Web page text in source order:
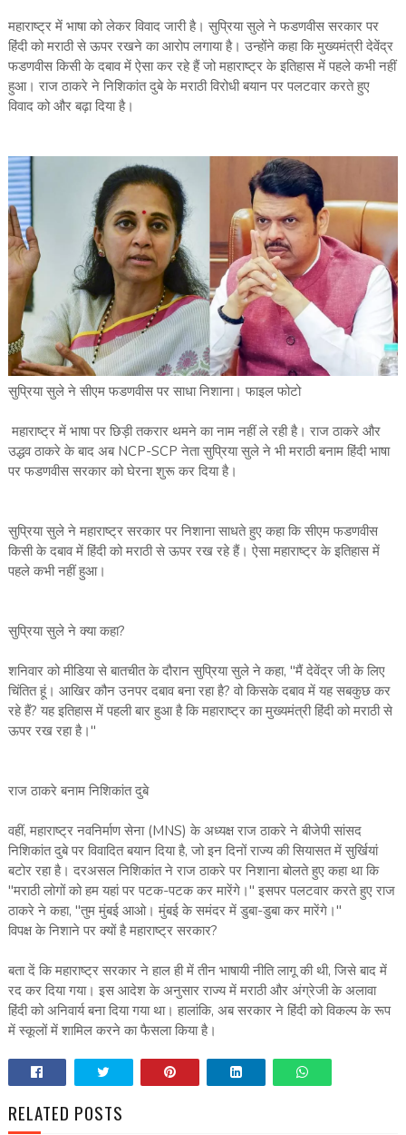
महाराष्ट्र में भाषा को लेकर विवाद जारी है। सुप्रिया सुले ने फडणवीस सरकार पर
हिंदी को मराठी से ऊपर रखने का आरोप लगाया है। उन्होंने कहा कि मुख्यमंत्री देवेंद्र
फडणवीस किसी के दबाव में ऐसा कर रहे हैं जो महाराष्ट्र के इतिहास में पहले कभी नहीं
हुआ। राज ठाकरे ने निशिकांत दुबे के मराठी विरोधी बयान पर पलटवार करते हुए
विवाद को और बढ़ा दिया है।
सुप्रिया सुले ने सीएम फडणवीस पर साधा निशाना। फाइल फोटो
महाराष्ट्र में भाषा पर छिड़ी तकरार थमने का नाम नहीं ले रही है। राज ठाकरे और
उद्धव ठाकरे के बाद अब NCP-SCP नेता सुप्रिया सुले ने भी मराठी बनाम हिंदी भाषा
पर फडणवीस सरकार को घेरना शुरू कर दिया है।
सुप्रिया सुले ने महाराष्ट्र सरकार पर निशाना साधते हुए कहा कि सीएम फडणवीस
किसी के दबाव में हिंदी को मराठी से ऊपर रख रहे हैं। ऐसा महाराष्ट्र के इतिहास में
पहले कभी नहीं हुआ।
सुप्रिया सुले ने क्या कहा?
शनिवार को मीडिया से बातचीत के दौरान सुप्रिया सुले ने कहा, "मैं देवेंद्र जी के लिए
चिंतित हूं। आखिर कौन उनपर दबाव बना रहा है? वो किसके दबाव में यह सबकुछ कर
रहे हैं? यह इतिहास में पहली बार हुआ है कि महाराष्ट्र का मुख्यमंत्री हिंदी को मराठी से
ऊपर रख रहा है।"
राज ठाकरे बनाम निशिकांत दुबे
वहीं, महाराष्ट्र नवनिर्माण सेना (MNS) के अध्यक्ष राज ठाकरे ने बीजेपी सांसद
निशिकांत दुबे पर विवादित बयान दिया है, जो इन दिनों राज्य की सियासत में सुर्खियां
बटोर रहा है। दरअसल निशिकांत ने राज ठाकरे पर निशाना बोलते हुए कहा था कि
"मराठी लोगों को हम यहां पर पटक-पटक कर मारेंगे।" इसपर पलटवार करते हुए राज
ठाकरे ने कहा, "तुम मुंबई आओ। मुंबई के समंदर में डुबा-डुबा कर मारेंगे।"
विपक्ष के निशाने पर क्यों है महाराष्ट्र सरकार?
बता दें कि महाराष्ट्र सरकार ने हाल ही में तीन भाषायी नीति लागू की थी, जिसे बाद में
रद कर दिया गया। इस आदेश के अनुसार राज्य में मराठी और अंग्रेजी के अलावा
हिंदी को अनिवार्य बना दिया गया था। हालांकि, अब सरकार ने हिंदी को विकल्प के रूप
में स्कूलों में शामिल करने का फैसला किया है।
RELATED POSTS